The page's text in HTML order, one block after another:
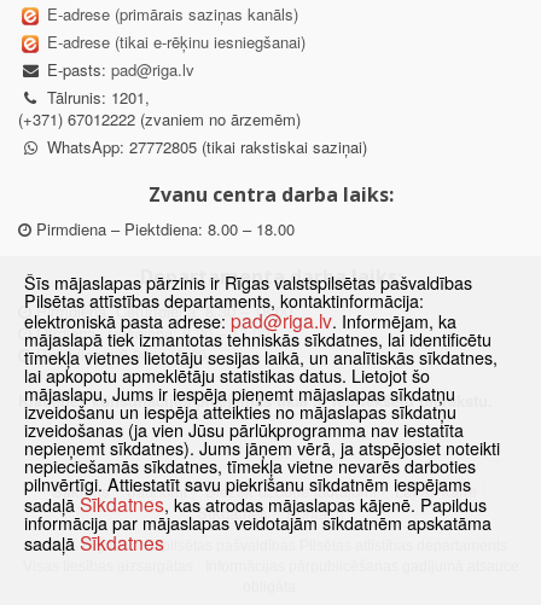
E-adrese (primārais saziņas kanāls)
E-adrese (tikai e-rēķinu iesniegšanai)
E-pasts: pad@riga.lv
Tālrunis: 1201,
(+371) 67012222 (zvaniem no ārzemēm)
WhatsApp: 27772805 (tikai rakstiskai saziņai)
Zvanu centra darba laiks:
Pirmdiena – Piektdiena: 8.00 – 18.00
Departamenta darba laiks:
Pirmdiena, Ceturtdiena: 8.30 – 18.00
Otrdiena, Trešdiena: 8.30 – 17.00
Piektdiena: 8.30 – 15.00
Klātienes konsultācijas pieejamas tikai ar iepriekšēju pierakstu.
Sākums Jaunumi Biežāk uzdotie jautājumi
Lapas karte
Sīkdatnes
Kontakti
© 2021 Rīgas valstspilsētas pašvaldības Pilsētas attīstības departaments.
Šīs mājaslapas pārzinis ir Rīgas valstspilsētas pašvaldības
Pilsētas attīstības departaments, kontaktinformācija:
elektroniskā pasta adrese: pad@riga.lv. Informējam, ka
mājaslapā tiek izmantotas tehniskās sīkdatnes, lai identificētu
tīmekļa vietnes lietotāju sesijas laikā, un analītiskās sīkdatnes,
lai apkopotu apmeklētāju statistikas datus. Lietojot šo
mājaslapu, Jums ir iespēja pieņemt mājaslapas sīkdatņu
izveidošanu un iespēja atteikties no mājaslapas sīkdatņu
izveidošanas (ja vien Jūsu pārlūkprogramma nav iestatīta
nepieņemt sīkdatnes). Jums jāņem vērā, ja atspējosiet noteikti
nepieciešamās sīkdatnes, tīmekļa vietne nevarēs darboties
pilnvērtīgi. Attiestatīt savu piekrišanu sīkdatnēm iespējams
sadaļā Sīkdatnes, kas atrodas mājaslapas kājenē. Papildus
informācija par mājaslapas veidotajām sīkdatnēm apskatāma
sadaļā Sīkdatnes